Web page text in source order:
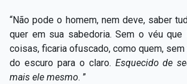
“Não pode o homem, nem deve, saber
quer em sua sabedoria. Sem o véu que
coisas, ficaria ofuscado, como quem,
do escuro para o claro. Esquecido de
mais ele mesmo. ”